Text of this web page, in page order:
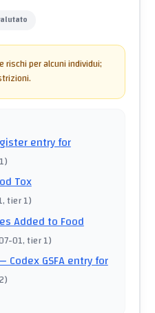
rischi per alcuni individui;
entry for
)
Tox
, tier 1)
Added to Food
01, tier 1)
GSFA entry for
)